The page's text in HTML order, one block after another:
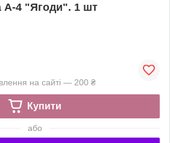
А-4 "Ягоди". 1 шт
на сайті — 200 ₴
Купити
або